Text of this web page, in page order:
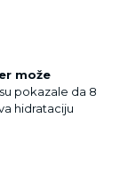
može
pokazale da 8
hidrataciju